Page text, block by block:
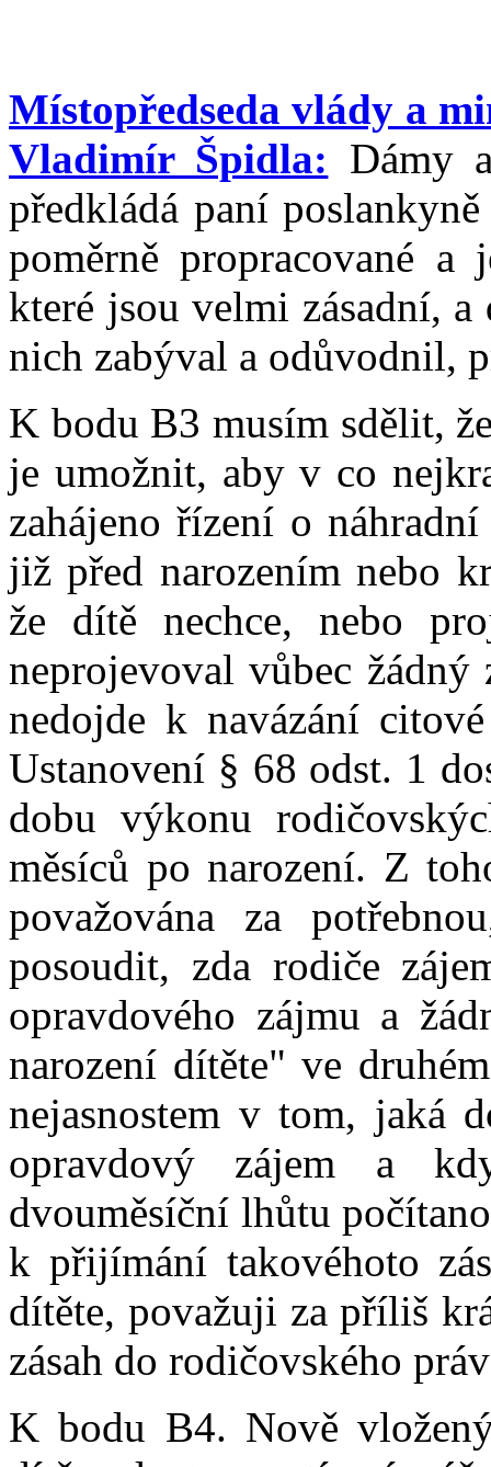
Místopředseda vlády a
Vladimír Špidla: Dámy
předkládá paní
poměrně propracované a
které jsou velmi zásadní,
nich zabýval a odůvodnil,
K bodu B3 musím sdělit,
je umožnit, aby v co
zahájeno řízení o
již před narozením nebo
že dítě nechce, nebo
neprojevoval vůbec
nedojde k navázání
Ustanovení § 68 odst. 1
dobu výkonu
měsíců po narození. Z
považována za
posoudit, zda rodiče
opravdového zájmu a
narození dítěte" ve
nejasnostem v tom, jaká
opravdový zájem a
dvouměsíční lhůtu
k přijímání takovéhoto
dítěte, považuji za příliš
zásah do rodičovského
K bodu B4. Nově